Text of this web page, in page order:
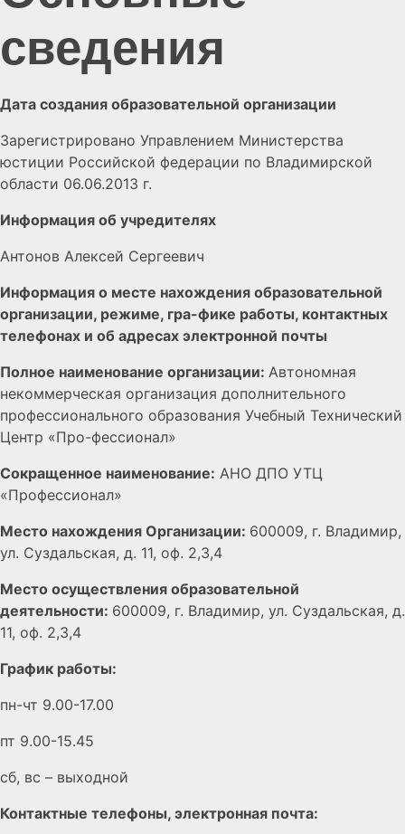
сведения
Дата создания образовательной организации
Зарегистрировано Управлением Министерства
юстиции Российской федерации по Владимирской
области 06.06.2013 г.
Информация об учредителях
Антонов Алексей Сергеевич
Информация о месте нахождения образовательной
организации, режиме, гра-фике работы, контактных
телефонах и об адресах электронной почты
Полное наименование организации: Автономная
некоммерческая организация дополнительного
профессионального образования Учебный Технический
Центр «Про-фессионал»
Сокращенное наименование: АНО ДПО УТЦ
«Профессионал»
Место нахождения Организации: 600009, г. Владимир,
ул. Суздальская, д. 11, оф. 2,3,4
Место осуществления образовательной
деятельности: 600009, г. Владимир, ул. Суздальская, д.
11, оф. 2,3,4
График работы:
пн-чт 9.00-17.00
пт 9.00-15.45
сб, вс – выходной
Контактные телефоны, электронная почта: